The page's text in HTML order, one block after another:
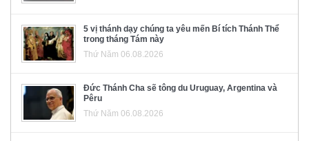
5 vị thánh dạy chúng ta yêu mến Bí tích Thánh Thể
trong tháng Tám này
Thứ Năm 06.08.2026
Đức Thánh Cha sẽ tông du Uruguay, Argentina và
Pêru
Thứ Năm 06.08.2026